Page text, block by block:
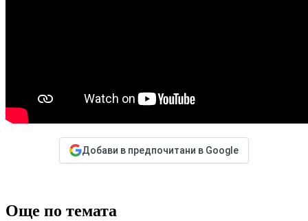
Добави в предпочитани в Google
Още по темата